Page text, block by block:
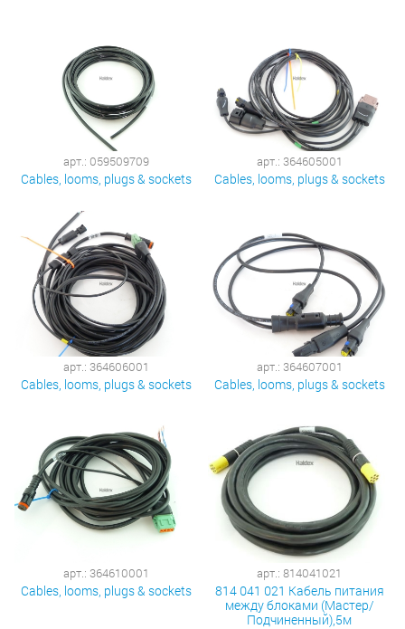
арт.: 059509709
Cables, looms, plugs & sockets
арт.: 364605001
Cables, looms, plugs & sockets
арт.: 364606001
Cables, looms, plugs & sockets
арт.: 364607001
Cables, looms, plugs & sockets
арт.: 364610001
Cables, looms, plugs & sockets
арт.: 814041021
814 041 021 Кабель питания
между блоками (Мастер/
Подчиненный),5м